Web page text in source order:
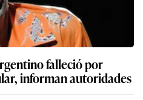
falleció por
informan autoridades